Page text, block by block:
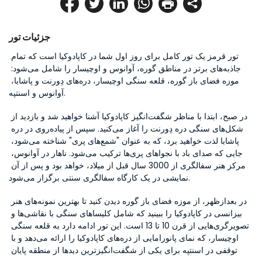
جزئیات تور
آوانوس و اسنتپه.
نمایشی در یک کارگاه سفالگری سنتی برگزار می‌شود.